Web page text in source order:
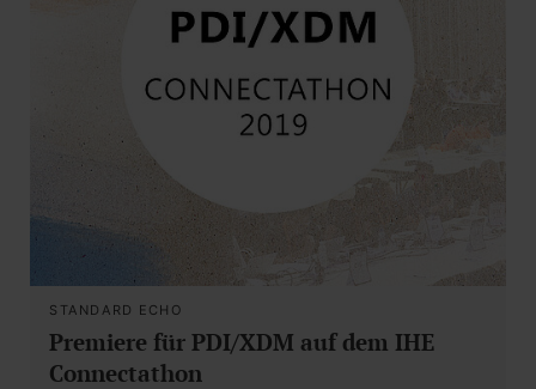
STANDARD ECHO
Premiere für PDI/XDM auf dem IHE
Connectathon